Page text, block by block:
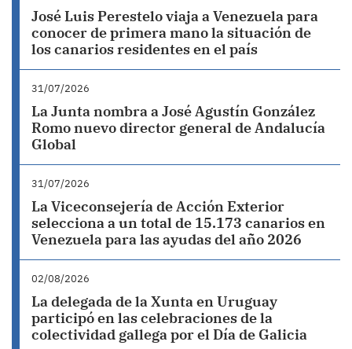
José Luis Perestelo viaja a Venezuela para
conocer de primera mano la situación de
los canarios residentes en el país
31/07/2026
La Junta nombra a José Agustín González
Romo nuevo director general de Andalucía
Global
31/07/2026
La Viceconsejería de Acción Exterior
selecciona a un total de 15.173 canarios en
Venezuela para las ayudas del año 2026
02/08/2026
La delegada de la Xunta en Uruguay
participó en las celebraciones de la
colectividad gallega por el Día de Galicia